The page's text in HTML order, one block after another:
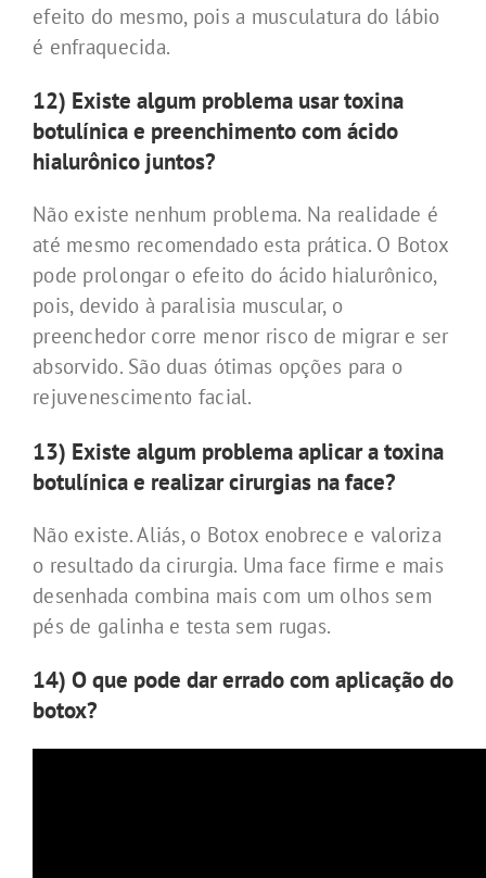
efeito do mesmo, pois a musculatura do lábio
é enfraquecida.
12) Existe algum problema usar toxina
botulínica e preenchimento com ácido
hialurônico juntos?
Não existe nenhum problema. Na realidade é
até mesmo recomendado esta prática. O Botox
pode prolongar o efeito do ácido hialurônico,
pois, devido à paralisia muscular, o
preenchedor corre menor risco de migrar e ser
absorvido. São duas ótimas opções para o
rejuvenescimento facial.
13) Existe algum problema aplicar a toxina
botulínica e realizar cirurgias na face?
Não existe. Aliás, o Botox enobrece e valoriza
o resultado da cirurgia. Uma face firme e mais
desenhada combina mais com um olhos sem
pés de galinha e testa sem rugas.
14) O que pode dar errado com aplicação do
botox?